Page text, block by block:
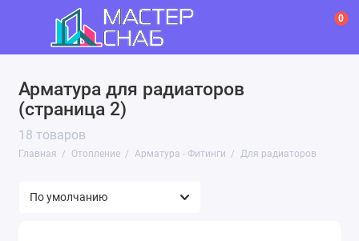
0
Арматура для радиаторов
(страница 2)
18 товаров
Главная Отопление Арматура - Фитинги Для радиаторов